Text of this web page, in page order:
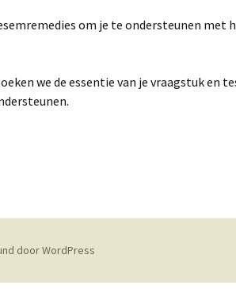
om je te ondersteunen met
we de essentie van je vraagstuk en
door WordPress